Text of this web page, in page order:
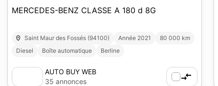
MERCEDES-BENZ CLASSE A 180 d 8G
Saint Maur des Fossés (94100) Année 2021
80 000 km
Diesel
Boîte automatique Berline
AUTO BUY WEB
35 annonces